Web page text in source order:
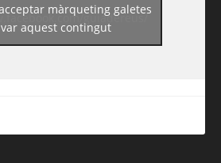
guiadereus/
màrqueting galetes
aquest contingut